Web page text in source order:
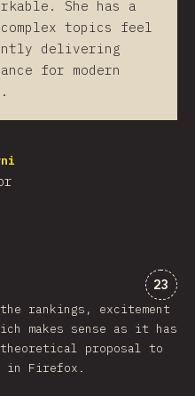
She has a
topics feel
delivering
for modern
23
rankings, excitement
makes sense as it has
proposal to
in Firefox.